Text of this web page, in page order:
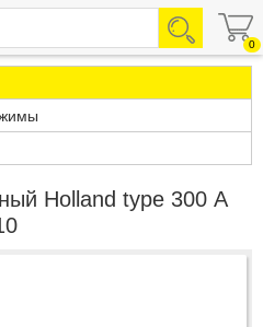
0
Holland type 300 А